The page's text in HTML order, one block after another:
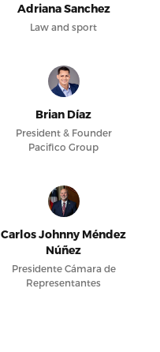
Adriana Sanchez
Law and sport
Brian Díaz
President & Founder
Pacifico Group
Carlos Johnny Méndez
Núñez
Presidente Cámara de
Representantes